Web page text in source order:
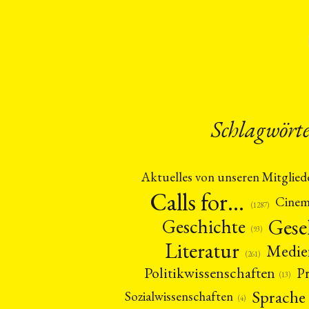
Aktuelles von unseren
Calls for… (1287)
Geschichte (93)
Literatur (261)
Politikwissenschaften (13)
Sozialwissenschaften (4) Sprache